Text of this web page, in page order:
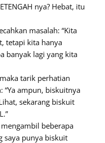
nya? Hebat, itu
masalah: “Kita
tetapi kita hanya
banyak lagi yang kita
tarik perhatian
“Ya ampun, biskuitnya
sekarang biskuit
beberapa
saya punya biskuit